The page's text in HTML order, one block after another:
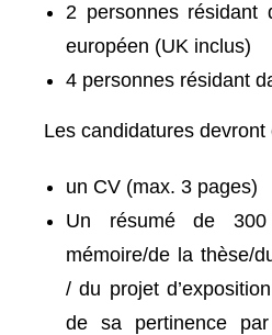
2 personnes résidant
européen (UK inclus)
4 personnes résidant
Les candidatures devront
un CV (max. 3 pages)
Un résumé de
mémoire/de la thèse/
/ du projet
de sa pertinence